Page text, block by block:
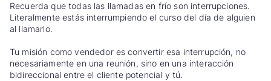
Recuerda que todas las llamadas en frío son interrupciones.
Literalmente estás interrumpiendo el curso del día de alguien
al llamarlo.
Tu misión como vendedor es convertir esa interrupción, no
necesariamente en una reunión, sino en una interacción
bidireccional entre el cliente potencial y tú.